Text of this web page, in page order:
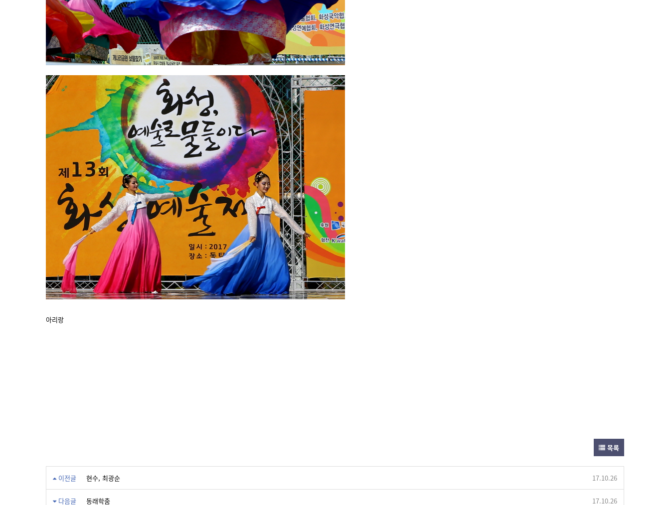
아리랑
목록
이전글 현수, 최광순 17.10.26
다음글 동래학춤 17.10.26